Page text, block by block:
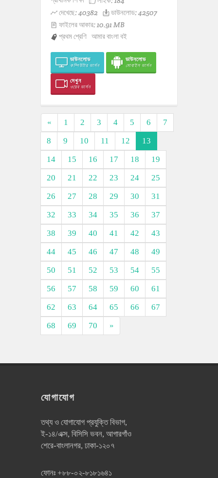
দেখেছে: 40382
ডাউনলোড: 42507
ফাইলের আকার: 10.91 MB
প্রথম শ্রেণি আমার বাংলা বই
ডাউনলোড
কম্পিউটার ভার্সন
ডাউনলোড
মোবাইল ভার্সন
দেখুন
ওয়েব ভার্সন
« 1 2 3 4 5 6
7
8
9 10 11 12
13
14
15 16 17 18
19
20
21 22 23 24
25
26
27 28 29 30
31
32
33 34 35 36
37
38
39 40 41 42
43
44
45 46 47 48
49
50
51 52 53 54
55
56
57 58 59 60
61
62
63 64 65 66
67
68
69 70 »
যোগাযোগ
তথ্য ও যোগাযোগ প্রযুক্তি বিভাগ,
ই-১৪/এক্স, বিসিসি ভবন, আগারগাঁও
শেরে-বাংলানগর, ঢাকা-১২০৭
ফোনঃ +৮৮-০২-৮১৮১৬৪১